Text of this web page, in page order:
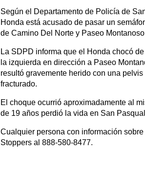
Según el Departamento de Policía de
Honda está acusado de pasar un
de Camino Del Norte y Paseo
La SDPD informa que el Honda chocó
la izquierda en dirección a Paseo
resultó gravemente herido con una
fracturado.
El choque ocurrió aproximadamente al
de 19 años perdió la vida en San
Cualquier persona con información
Stoppers al 888-580-8477.